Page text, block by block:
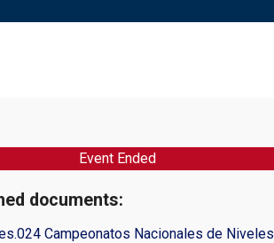
Event Ended
documents:
Campeonatos Nacionales de Niveles